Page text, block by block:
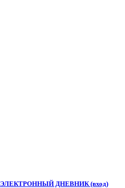
ЭЛЕКТРОННЫЙ ДНЕВНИК (вход)